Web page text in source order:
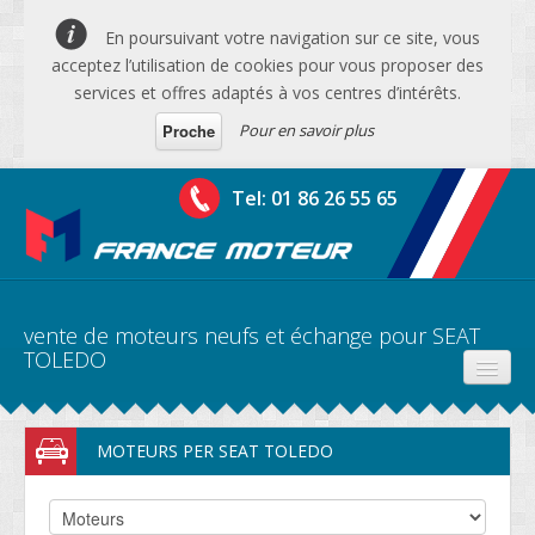
En poursuivant votre navigation sur ce site, vous
acceptez l’utilisation de cookies pour vous proposer des
services et offres adaptés à vos centres d’intérêts.
Proche
Pour en savoir plus
Tel: 01 86 26 55 65
vente de moteurs neufs et échange pour SEAT
TOLEDO
PRODUITS
MOTEURS PER SEAT TOLEDO